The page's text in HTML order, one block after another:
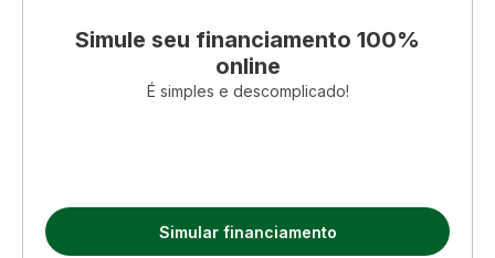
Simule seu financiamento 100%
online
É simples e descomplicado!
Simular financiamento